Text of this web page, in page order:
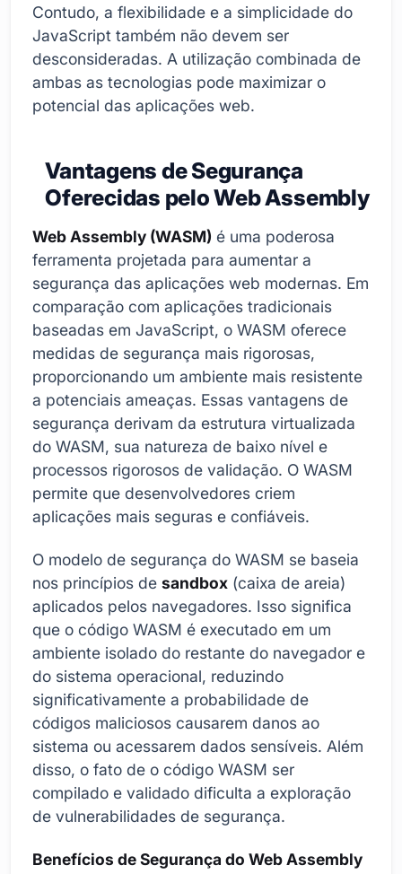
Contudo, a flexibilidade e a simplicidade do
JavaScript também não devem ser
desconsideradas. A utilização combinada de
ambas as tecnologias pode maximizar o
potencial das aplicações web.
Vantagens de Segurança
Oferecidas pelo Web Assembly
Web Assembly (WASM) é uma poderosa
ferramenta projetada para aumentar a
segurança das aplicações web modernas. Em
comparação com aplicações tradicionais
baseadas em JavaScript, o WASM oferece
medidas de segurança mais rigorosas,
proporcionando um ambiente mais resistente
a potenciais ameaças. Essas vantagens de
segurança derivam da estrutura virtualizada
do WASM, sua natureza de baixo nível e
processos rigorosos de validação. O WASM
permite que desenvolvedores criem
aplicações mais seguras e confiáveis.
O modelo de segurança do WASM se baseia
nos princípios de sandbox (caixa de areia)
aplicados pelos navegadores. Isso significa
que o código WASM é executado em um
ambiente isolado do restante do navegador e
do sistema operacional, reduzindo
significativamente a probabilidade de
códigos maliciosos causarem danos ao
sistema ou acessarem dados sensíveis. Além
disso, o fato de o código WASM ser
compilado e validado dificulta a exploração
de vulnerabilidades de segurança.
Benefícios de Segurança do Web Assembly